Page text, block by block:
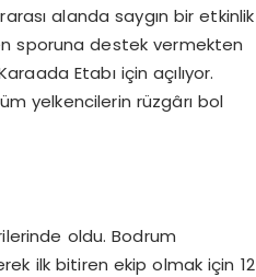
alanda saygın bir etkinlik
sporuna destek vermekten
Etabı için açılıyor.
yelkencilerin rüzgârı bol
oldu. Bodrum
ilk bitiren ekip olmak için 12